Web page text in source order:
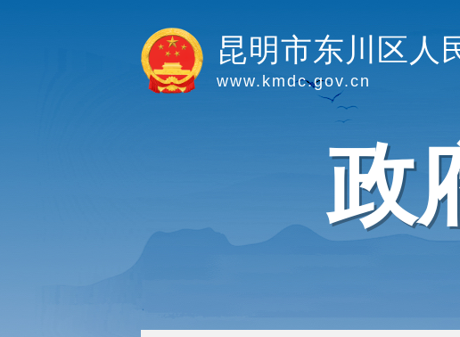
昆明市东川区人
www.kmdc.gov.cn
政